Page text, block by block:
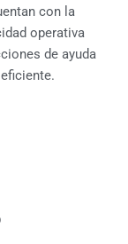
con la
operativa
de ayuda